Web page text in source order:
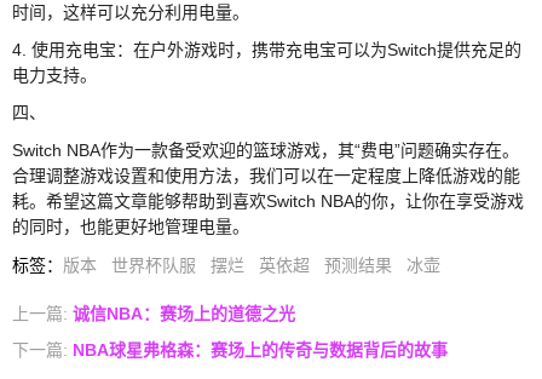
时间，这样可以充分利用电量。
4. 使用充电宝：在户外游戏时，携带充电宝可以为Switch提供充足的
电力支持。
四、
Switch NBA作为一款备受欢迎的篮球游戏，其“费电”问题确实存在。
合理调整游戏设置和使用方法，我们可以在一定程度上降低游戏的能
耗。希望这篇文章能够帮助到喜欢Switch NBA的你，让你在享受游戏
的同时，也能更好地管理电量。
标签： 版本 世界杯队服 摆烂 英依超 预测结果 冰壶
上一篇: 诚信NBA：赛场上的道德之光
下一篇: NBA球星弗格森：赛场上的传奇与数据背后的故事